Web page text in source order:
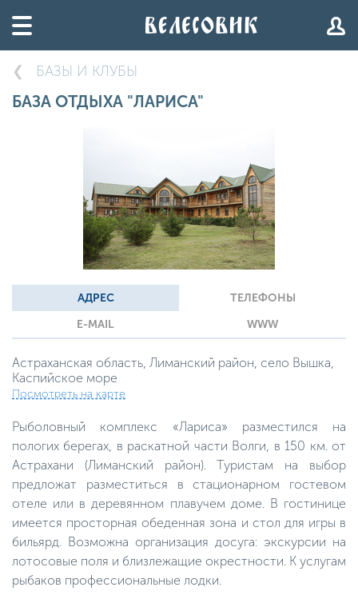
БАЗЫ И КЛУБЫ
БАЗА ОТДЫХА "ЛАРИСА"
АДРЕС
ТЕЛЕФОНЫ
E-MAIL
WWW
Астраханская область, Лиманский район, село Вышка,
Каспийское море
Посмотреть на карте
Рыболовный комплекс «Лариса» разместился на
пологих берегах, в раскатной части Волги, в 150 км. от
Астрахани (Лиманский район). Туристам на выбор
предложат разместиться в стационарном гостевом
отеле или в деревянном плавучем доме. В гостинице
имеется просторная обеденная зона и стол для игры в
бильярд. Возможна организация досуга: экскурсии на
лотосовые поля и близлежащие окрестности. К услугам
рыбаков профессиональные лодки.